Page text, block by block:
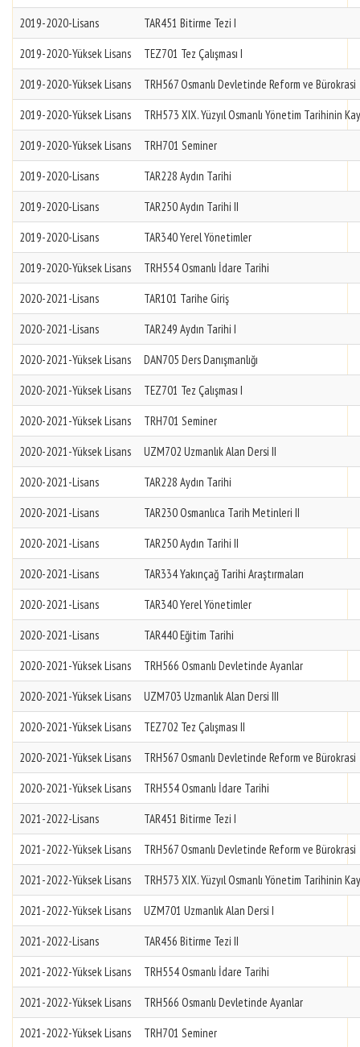
2019-2020-Lisans
TAR451 Bitirme Tezi I
2019-2020-Yüksek Lisans
TEZ701 Tez Çalışması I
2019-2020-Yüksek Lisans
TRH567 Osmanlı Devletinde Reform ve Bürokrasi
2019-2020-Yüksek Lisans
TRH573 XIX. Yüzyıl Osmanlı Yönetim Tarihinin
2019-2020-Yüksek Lisans
TRH701 Seminer
2019-2020-Lisans
TAR228 Aydın Tarihi
2019-2020-Lisans
TAR250 Aydın Tarihi II
2019-2020-Lisans
TAR340 Yerel Yönetimler
2019-2020-Yüksek Lisans
TRH554 Osmanlı İdare Tarihi
2020-2021-Lisans
TAR101 Tarihe Giriş
2020-2021-Lisans
TAR249 Aydın Tarihi I
2020-2021-Yüksek Lisans
DAN705 Ders Danışmanlığı
2020-2021-Yüksek Lisans
TEZ701 Tez Çalışması I
2020-2021-Yüksek Lisans
TRH701 Seminer
2020-2021-Yüksek Lisans
UZM702 Uzmanlık Alan Dersi II
2020-2021-Lisans
TAR228 Aydın Tarihi
2020-2021-Lisans
TAR230 Osmanlıca Tarih Metinleri II
2020-2021-Lisans
TAR250 Aydın Tarihi II
2020-2021-Lisans
TAR334 Yakınçağ Tarihi Araştırmaları
2020-2021-Lisans
TAR340 Yerel Yönetimler
2020-2021-Lisans
TAR440 Eğitim Tarihi
2020-2021-Yüksek Lisans
TRH566 Osmanlı Devletinde Ayanlar
2020-2021-Yüksek Lisans
UZM703 Uzmanlık Alan Dersi III
2020-2021-Yüksek Lisans
TEZ702 Tez Çalışması II
2020-2021-Yüksek Lisans
TRH567 Osmanlı Devletinde Reform ve Bürokrasi
2020-2021-Yüksek Lisans
TRH554 Osmanlı İdare Tarihi
2021-2022-Lisans
TAR451 Bitirme Tezi I
2021-2022-Yüksek Lisans
TRH567 Osmanlı Devletinde Reform ve Bürokrasi
2021-2022-Yüksek Lisans
TRH573 XIX. Yüzyıl Osmanlı Yönetim Tarihinin
2021-2022-Yüksek Lisans
UZM701 Uzmanlık Alan Dersi I
2021-2022-Lisans
TAR456 Bitirme Tezi II
2021-2022-Yüksek Lisans
TRH554 Osmanlı İdare Tarihi
2021-2022-Yüksek Lisans
TRH566 Osmanlı Devletinde Ayanlar
2021-2022-Yüksek Lisans
TRH701 Seminer